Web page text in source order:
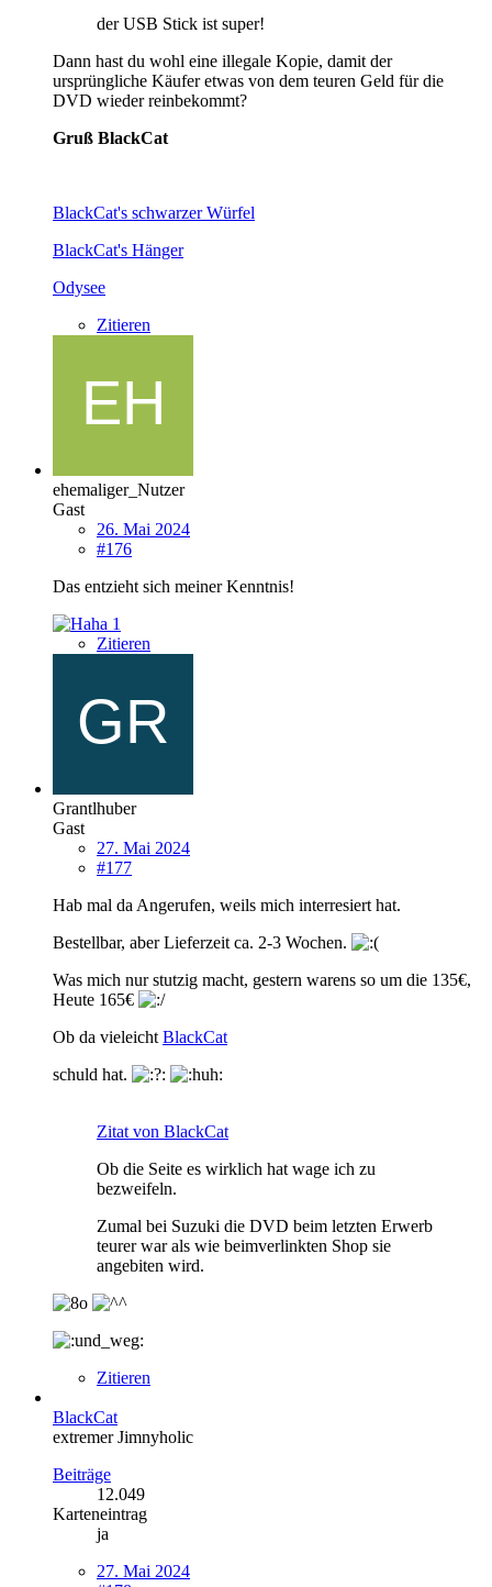
der USB Stick ist super!
Dann hast du wohl eine illegale Kopie, damit der
ursprüngliche Käufer etwas von dem teuren Geld für die
DVD wieder reinbekommt?
Gruß BlackCat
BlackCat's schwarzer Würfel
BlackCat's Hänger
Odysee
Zitieren
ehemaliger_Nutzer
Gast
26. Mai 2024
#176
Das entzieht sich meiner Kenntnis!
1
Zitieren
Grantlhuber
Gast
27. Mai 2024
#177
Hab mal da Angerufen, weils mich interresiert hat.
Bestellbar, aber Lieferzeit ca. 2-3 Wochen.
Was mich nur stutzig macht, gestern warens so um die 135€,
Heute 165€
Ob da vieleicht BlackCat
schuld hat.
Zitat von BlackCat
Ob die Seite es wirklich hat wage ich zu
bezweifeln.
Zumal bei Suzuki die DVD beim letzten Erwerb
teurer war als wie beimverlinkten Shop sie
angebiten wird.
Zitieren
BlackCat
extremer Jimnyholic
Beiträge
12.049
Karteneintrag
ja
27. Mai 2024